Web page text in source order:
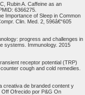
Rubin A. Caffeine as an
6366275.
Importance of Sleep in Common
Clin. Med. 2, 596â€“605
progress and challenges in
systems. Immunology. 2015
receptor potential (TRP)
cough and cold remedies.
creativa de branded content y
. Off Ofrecido por P&G On